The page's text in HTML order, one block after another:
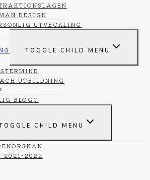
DESIGN
UTVECKLING
TOGGLE CHILD MENU
UTBILDNING
BLOGG
CHILD MENU
2021-2022